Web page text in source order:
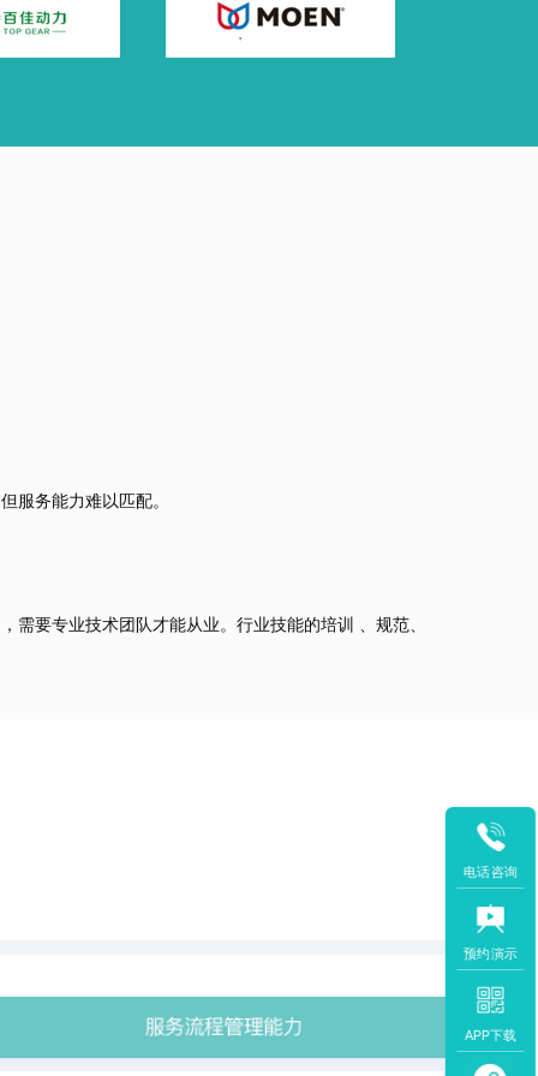
服务能力难以匹配。
需要专业技术团队才能从业。行业技能的培训 、规范、
电话咨询
预约演示
APP下载